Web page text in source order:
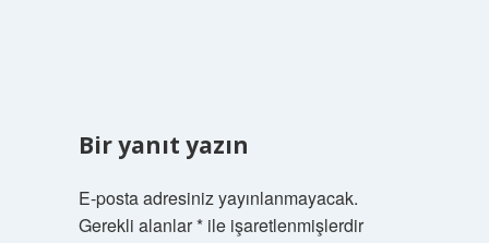
Bir yanıt yazın
E-posta adresiniz yayınlanmayacak.
Gerekli alanlar*ile işaretlenmişlerdir